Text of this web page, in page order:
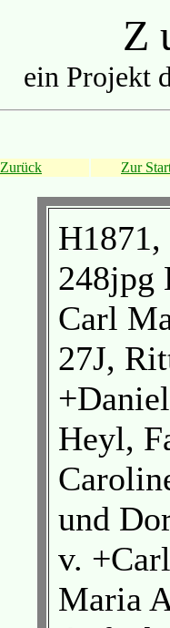
Z
ein Projekt
Zurück
Zur
H1871,
248jpg
Carl
27J,
Heyl,
und
v.
Maria